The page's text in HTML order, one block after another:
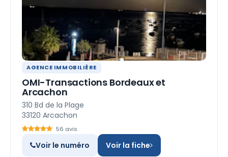
AGENCE IMMOBILIÈRE
OMI-Transactions Bordeaux et
Arcachon
310 Bd de la Plage
33120 Arcachon
56 avis
Voir le numéro Voir la fiche